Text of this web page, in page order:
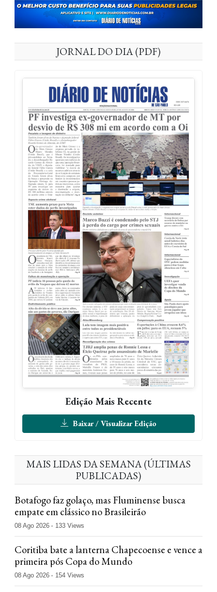
JORNAL DO DIA (PDF)
Edição Mais Recente
Baixar / Visualizar Edição
MAIS LIDAS DA SEMANA (ÚLTIMAS
PUBLICADAS)
Botafogo faz golaço, mas Fluminense busca
empate em clássico no Brasileirão
08 Ago 2026 133 Views
Coritiba bate a lanterna Chapecoense e vence a
primeira pós Copa do Mundo
08 Ago 2026 154 Views